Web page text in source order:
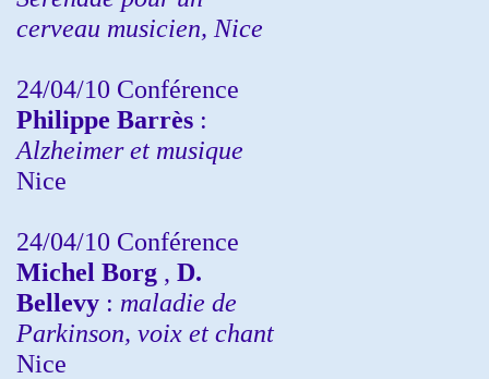
cerveau musicien, Nice
24/04/10 Conférence
Philippe Barrès :
Alzheimer et musique
Nice
24/04/10 Conférence
Michel Borg , D.
Bellevy : maladie de
Parkinson, voix et chant
Nice